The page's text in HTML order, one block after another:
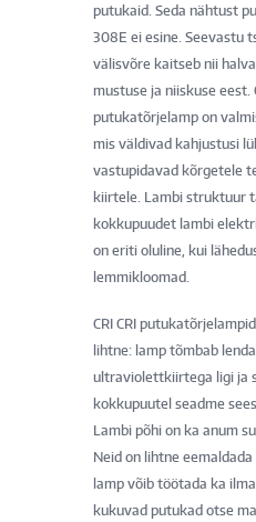
putukaid. Seda nähtust
308E ei esine. Seevastu
välisvõre kaitseb nii
mustuse ja niiskuse eest.
putukatõrjelamp on
mis väldivad kahjustusi
vastupidavad kõrgetele
kiirtele. Lambi struktuur
kokkupuudet lambi
on eriti oluline, kui
lemmikloomad.
CRI CRI
lihtne: lamp tõmbab
ultraviolettkiirtega ligi ja
kokkupuutel seadme
Lambi põhi on ka anum
Neid on lihtne
lamp võib töötada ka
kukuvad putukad otse